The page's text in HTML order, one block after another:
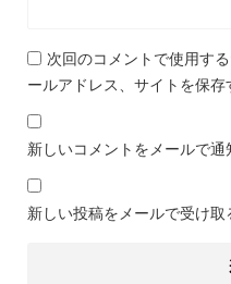
次回のコメントで使用す
ールアドレス、サイトを保存
新しいコメントをメールで通
新しい投稿をメールで受け取